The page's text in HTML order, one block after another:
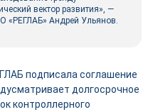
вектор развития», —
«РЕГЛАБ» Андрей Ульянов.
подписала соглашение
долгосрочное
контроллерного